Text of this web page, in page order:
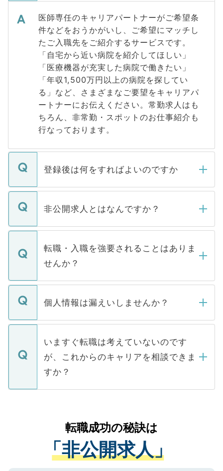
医師専任のキャリアパートナーがご希望条
件などをおうかがいし、ご希望にマッチし
たご入職先をご紹介するサービスです。
「自宅から近い病院を紹介してほしい」
「医療機器が充実した病院で働きたい」
「年収1,500万円以上の病院を探してい
る」など、さまざまなご要望をキャリアパ
ートナーにお伝えください。常勤求人はも
ちろん、非常勤・スポットのお仕事紹介も
行なっております。
登録後は何をすればよいのですか
ご登録いただきましたら、弊社担当者がご
登録内容を確認し、その後メールもしくは
ます。通常、5営業日以内にはご連絡をせて
いただきますので、しばらくお待ちくださ
非公開求人とはなんですか？
マイナビDOCTORで取り扱っている求人の
うち約3割は、Webサイトからご覧いただ
けない「非公開求人」です。非公開求人は
下記の理由によって、一般には公開してい
ません。
■応募殺到を避けるため 人気のある医療機
関を公にしてしまうと、応募が殺到する場
に、医療機関が求める条件に合った人材の
みを人材紹介会社に依頼するケースが増え
ています。
転職・入職を強要されることはありま
せんか？
転職・入職を強要することは一切ありませ
ん。また、仮に応募先から内定をいただい
定を承諾する必要はありません。内定先へ
の辞退の連絡はキャリアパートナーが行い
個人情報は漏えいしませんか？
個人情報が漏えいすることはありませんの
で、ご安心ください。当サイトからの登録
などで収集したご登録者様の個人情報は、
ご本人のキャリアアップおよび転職活動の
支援を目的に使用いたします。お預かりし
ているすべての個人データはご本人の許可
は、個人情報の取り扱いについての厳密な
管理基準を満たした事業者のみに付与され
る、プライバシーマークを取得済みです。
いますぐ転職は考えていないのです
が、これからのキャリアを相談できま
すか？
かがいして、現在の医療機関の状況や紹介
経験をまじえながら、適切なアドバイスを
させていただきます。すぐにご転職をされ
ない方には、長期的なサポートが可能です
転職成功の秘訣は
「非公開求人」